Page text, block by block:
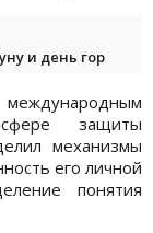
и день гор
защиты
механизмы
его личной
понятия